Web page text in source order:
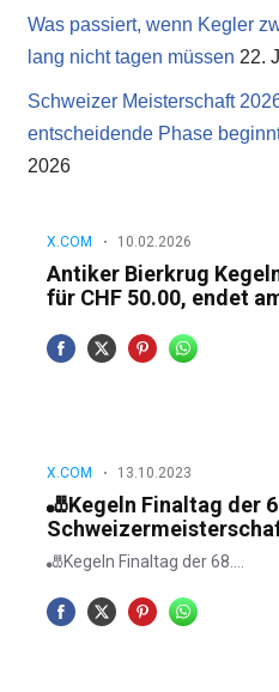
Was passiert, wenn Kegler
lang nicht tagen müssen 22.
Schweizer Meisterschaft
entscheidende Phase
2026